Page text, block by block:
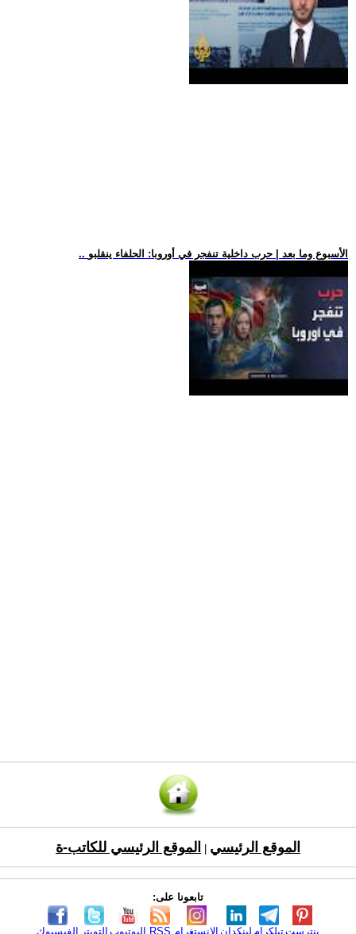
.. الأسبوع وما بعد | حرب داخلية تنفجر في أوروبا: الحلفاء ينقلبو
الموقع الرئيسي الموقع الرئيسي للكاتب-ة
تابعونا على:
الفيسبوك التويتر اليوتيوب RSS الانستغرام لينكدإن تيلكرامبنترست